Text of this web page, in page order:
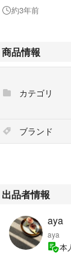
cm
※お値下げ不可
発送時の畳皺のご
約3年前
商品情報
カテゴリ
ブランド
出品者情報
aya
aya
本